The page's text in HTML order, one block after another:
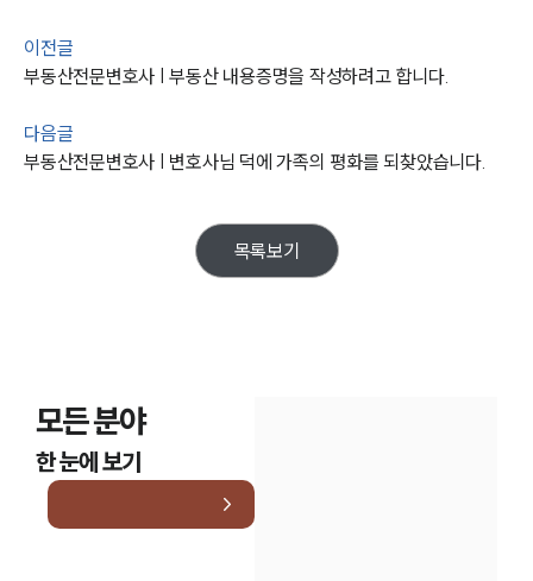
이전글
부동산전문변호사 | 부동산 내용증명을 작성하려고 합니다.
다음글
부동산전문변호사 | 변호사님 덕에 가족의 평화를 되찾았습니다.
목록보기
모든 분야
한 눈에 보기